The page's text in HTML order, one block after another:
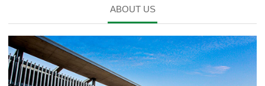
ABOUT US